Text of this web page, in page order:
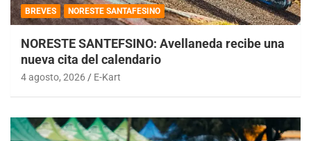
BREVES NORESTE SANTAFESINO
NORESTE SANTEFSINO: Avellaneda recibe una
nueva cita del calendario
4 agosto, 2026 E-Kart